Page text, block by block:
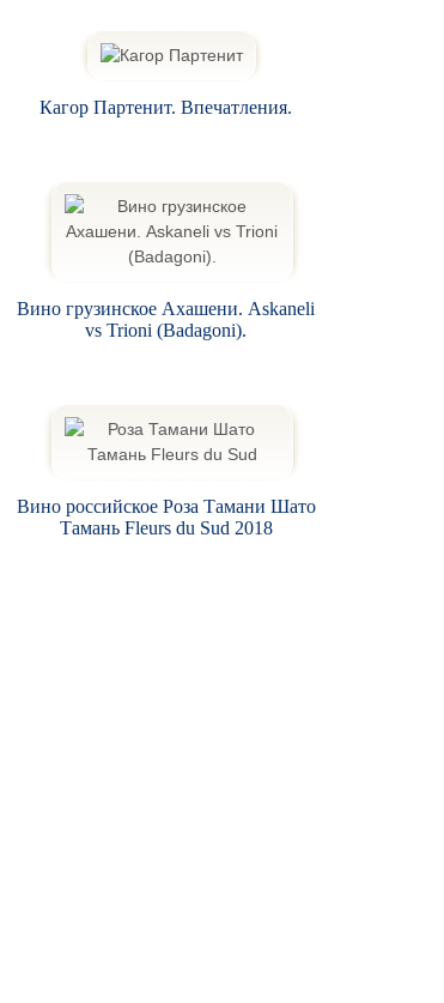
Кагор Партенит. Впечатления.
Вино грузинское Ахашени. Askaneli
vs Trioni (Badagoni).
Вино российское Роза Тамани Шато
Тамань Fleurs du Sud 2018